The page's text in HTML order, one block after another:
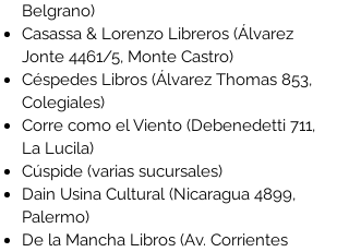
Belgrano)
Casassa & Lorenzo Libreros (Álvarez
Jonte 4461/5, Monte Castro)
Céspedes Libros (Álvarez Thomas 853,
Colegiales)
Corre como el Viento (Debenedetti 711,
La Lucila)
Cúspide (varias sucursales)
Dain Usina Cultural (Nicaragua 4899,
Palermo)
De la Mancha Libros (Av. Corrientes